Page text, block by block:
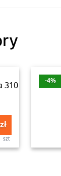
szt
-4%